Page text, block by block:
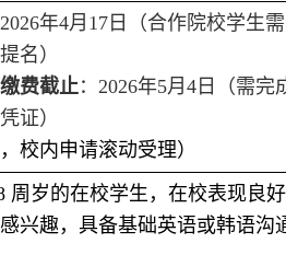
年4月17日（合作院校学生
名）
费截止：2026年5月4日（需完
证）
校内申请滚动受理）
周岁的在校学生，在校表现良好
兴趣，具备基础英语或韩语沟